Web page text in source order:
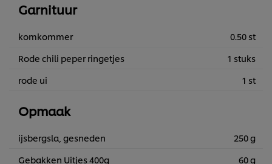
Garnituur
komkommer
0.50 st
Rode chili peper ringetjes
1 stuks
rode ui
1 st
Opmaak
ijsbergsla, gesneden
250 g
Gebakken Uitjes 400g
60 g